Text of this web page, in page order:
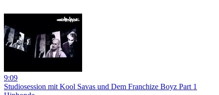
9:09
Studiosession mit Kool Savas und Dem Franchize Boyz Part 1